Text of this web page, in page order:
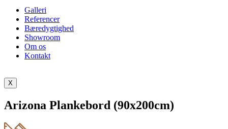
Galleri
Referencer
Bæredygtighed
Showroom
Om os
Kontakt
X
Arizona Plankebord (90x200cm)